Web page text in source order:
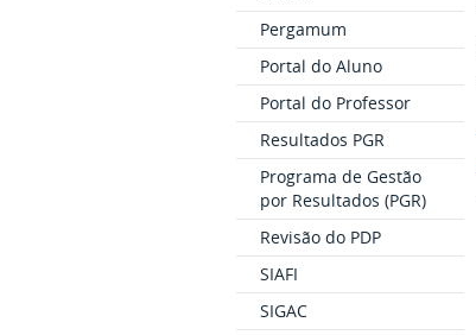
Pergamum
Portal do Aluno
Portal do Professor
Resultados PGR
Programa de Gestão
por Resultados (PGR)
Revisão do PDP
SIAFI
SIGAC